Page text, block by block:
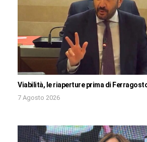
Viabilità, le riaperture prima di
7 Agosto 2026